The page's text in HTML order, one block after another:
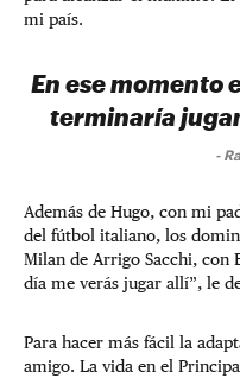
mi país.
En ese momento
terminaría
-
Además de Hugo, con mi
del fútbol italiano, los
Milan de Arrigo Sacchi, con
día me verás jugar allí”, le
Para hacer más fácil la
amigo. La vida en el